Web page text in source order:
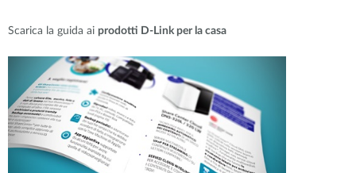
Scarica la guida ai prodotti D-Link per la casa